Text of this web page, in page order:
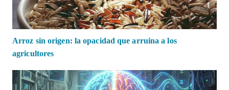
Arroz sin origen: la opacidad que arruina a los
agricultores